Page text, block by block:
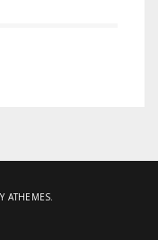
ATHEMES.